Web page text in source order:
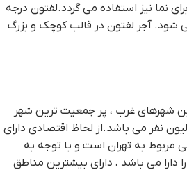
نما نیز استفاده می گردد.لفتون درجه
شود. آجر لفتون در قالب کوچک و بزرگ
شهرهای غرب ، پر جمعیت ترین شهر
با جمعیتی حدود 9 میلیون نفر می باشد.از لحاظ اقتصادی دارای
مربوط به تهران است و با توجه به
را دارا می باشد ، دارای بیشترین مناطق